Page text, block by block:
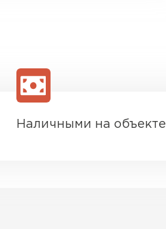
Наличными на объекте